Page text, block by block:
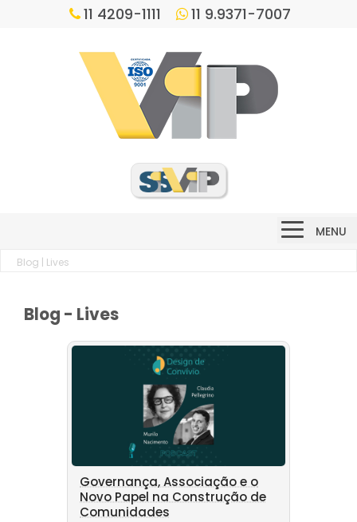
11 4209-1111 11 9.9371-7007
MENU
Blog | Lives
Blog - Lives
Governança, Associação e o
Novo Papel na Construção de
Comunidades